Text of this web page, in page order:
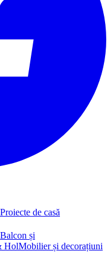
Proiecte de casă
Balcon și
HolMobilier și decorațiuni